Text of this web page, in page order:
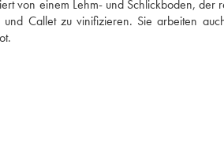
von einem Lehm- und Schlickboden, der
Callet zu vinifizieren. Sie arbeiten